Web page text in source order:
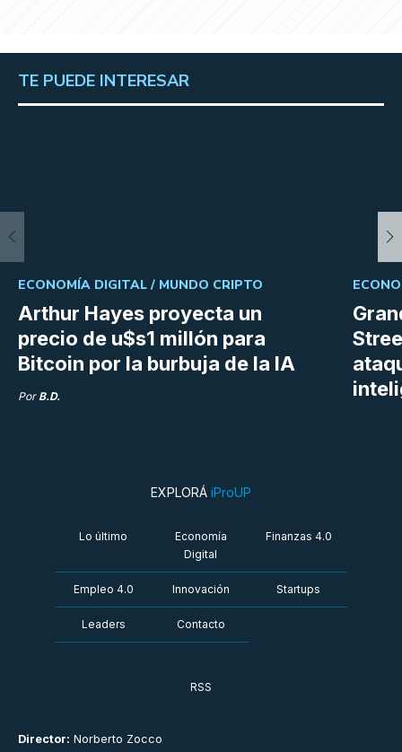
TE PUEDE INTERESAR
Arthur Hayes proyecta un
precio de u$s1 millón para
Bitcoin por la burbuja de la IA
ECONOMÍA DIGITAL / MUNDO CRIPTO
Por B.D.
Director: Norberto Zocco
EXPLORÁ iProUP
Lo último
Economía
Digital
Finanzas 4.0
Empleo 4.0 Innovación Startups
Leaders Contacto
RSS